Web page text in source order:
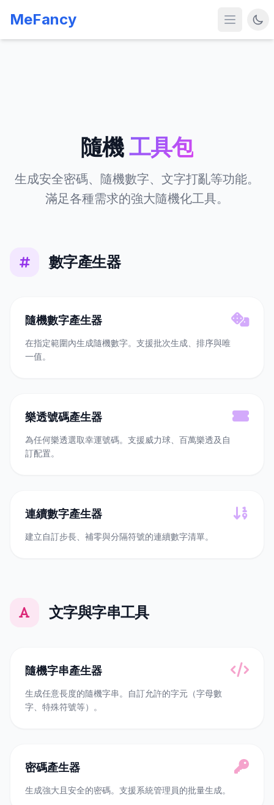
MeFancy
隨機工具包
生成安全密碼、隨機數字、文字打亂等功能。
滿足各種需求的強大隨機化工具。
數字產生器
隨機數字產生器
在指定範圍內生成隨機數字。支援批次生成、排序與唯
一值。
樂透號碼產生器
為任何樂透選取幸運號碼。支援威力球、百萬樂透及自
訂配置。
連續數字產生器
建立自訂步長、補零與分隔符號的連續數字清單。
文字與字串工具
隨機字串產生器
生成任意長度的隨機字串。自訂允許的字元（字母數
字、特殊符號等）。
密碼產生器
生成強大且安全的密碼。支援系統管理員的批量生成。